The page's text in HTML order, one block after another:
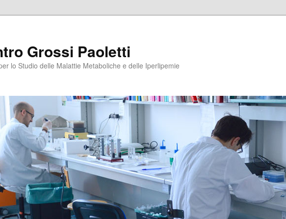
Grossi Paoletti
lo Studio delle Malattie Metaboliche e delle Iperlipemie